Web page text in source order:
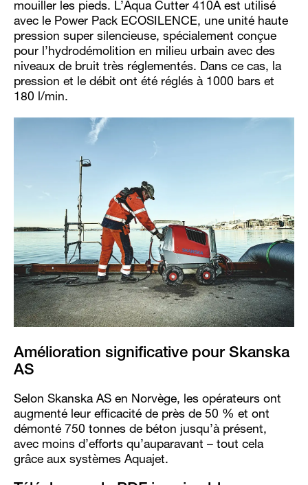
mouiller les pieds. L’Aqua Cutter 410A est utilisé
avec le Power Pack ECOSILENCE, une unité haute
pression super silencieuse, spécialement conçue
pour l’hydrodémolition en milieu urbain avec des
niveaux de bruit très réglementés. Dans ce cas, la
pression et le débit ont été réglés à 1000 bars et
180 l/min.
Amélioration significative pour Skanska
AS
Selon Skanska AS en Norvège, les opérateurs ont
augmenté leur efficacité de près de 50 % et ont
démonté 750 tonnes de béton jusqu’à présent,
avec moins d’efforts qu’auparavant – tout cela
grâce aux systèmes Aquajet.